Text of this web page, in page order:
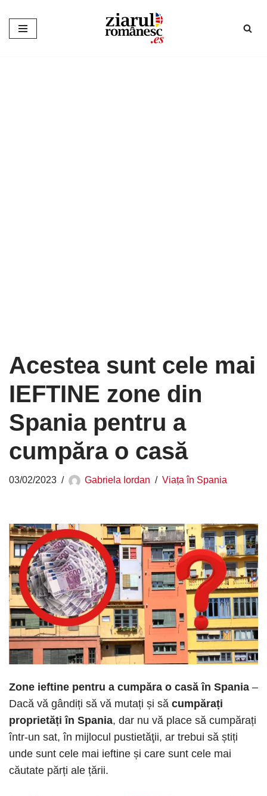
Sari
Acestea sunt cele mai
IEFTINE zone din
Spania pentru a
cumpăra o casă
03/02/2023 Gabriela Iordan Viața în Spania
Zone ieftine pentru a cumpăra o casă în Spania –
Dacă vă gândiți să vă mutați și să cumpărați
proprietăți în Spania, dar nu vă place să cumpărați
într-un sat, în mijlocul pustietăţii, ar trebui să știți
unde sunt cele mai ieftine și care sunt cele mai
căutate părți ale țării.